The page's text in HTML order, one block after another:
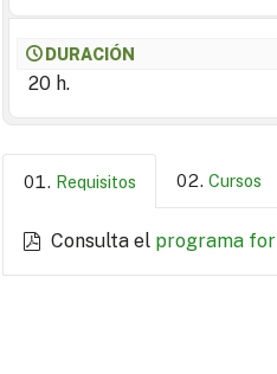
DURACIÓN
20 h.
Requisitos Cursos
Consulta el programa